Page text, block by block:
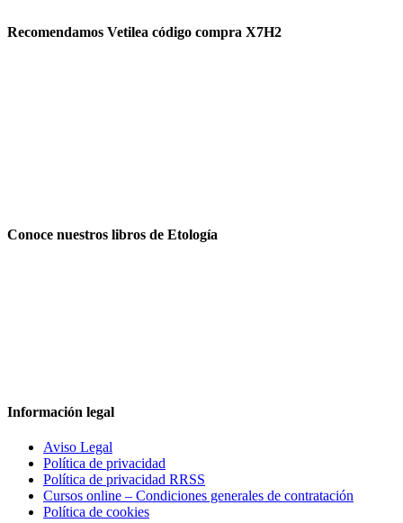
Recomendamos Vetilea código compra X7H2
Conoce nuestros libros de Etología
Información legal
Aviso Legal
Política de privacidad
Política de privacidad RRSS
Cursos online – Condiciones generales de contratación
Política de cookies